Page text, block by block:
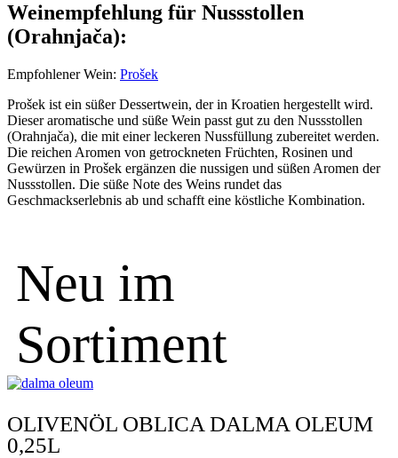
Weinempfehlung für Nussstollen
(Orahnjača):
Empfohlener Wein: Prošek
Prošek ist ein süßer Dessertwein, der in Kroatien hergestellt wird.
Dieser aromatische und süße Wein passt gut zu den Nussstollen
(Orahnjača), die mit einer leckeren Nussfüllung zubereitet werden.
Die reichen Aromen von getrockneten Früchten, Rosinen und
Gewürzen in Prošek ergänzen die nussigen und süßen Aromen der
Nussstollen. Die süße Note des Weins rundet das
Geschmackserlebnis ab und schafft eine köstliche Kombination.
Neu im
Sortiment
OLIVENÖL OBLICA DALMA OLEUM
0,25L